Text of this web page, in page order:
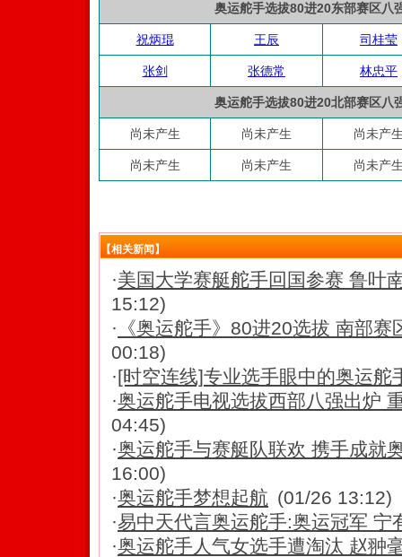
奥运舵手选拔80进20东部赛区八
祝炳琨 王辰 司桂莹
张剑 张德常 林忠平
奥运舵手选拔80进20北部赛区八
尚未产生 尚未产生 尚未产
尚未产生 尚未产生 尚未产
【相关新闻】
·美国大学赛艇舵手回国参赛 鲁叶
15:12)
· 《奥运舵手》80进20选拔 南部赛
00:18)
·[时空连线]专业选手眼中的奥运舵
·奥运舵手电视选拔西部八强出炉
04:45)
·奥运舵手与赛艇队联欢 携手成就
16:00)
·奥运舵手梦想起航 (01/26 13:12)
·易中天代言奥运舵手:奥运冠军 宁
·奥运舵手人气女选手遭淘汰 赵翀